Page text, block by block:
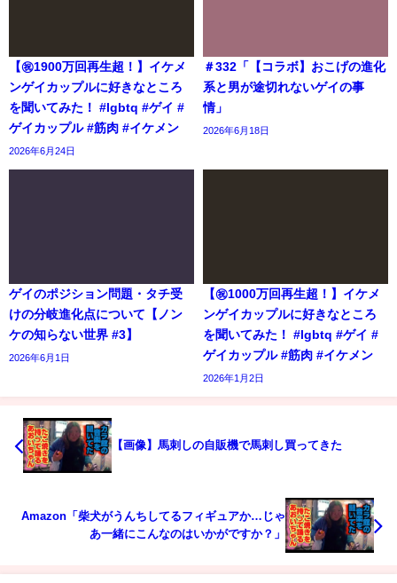
【㊗️1900万回再生超！】イケメ
ンゲイカップルに好きなところ
を聞いてみた！ #lgbtq #ゲイ #
ゲイカップル #筋肉 #イケメン
2026年6月24日
＃332「【コラボ】おこげの進化
系と男が途切れないゲイの事
情」
2026年6月18日
ゲイのポジション問題・タチ受
けの分岐進化点について【ノン
ケの知らない世界 #3】
2026年6月1日
【㊗️1000万回再生超！】イケメ
ンゲイカップルに好きなところ
を聞いてみた！ #lgbtq #ゲイ #
ゲイカップル #筋肉 #イケメン
2026年1月2日
【画像】馬刺しの自販機で馬刺し買ってきた
Amazon「柴犬がうんちしてるフィギュアか…じゃ
あ一緒にこんなのはいかがですか？」